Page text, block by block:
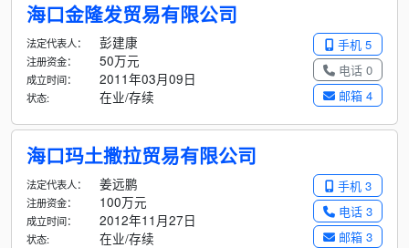
海口金隆发贸易有限公司
手机 5
电话 0
邮箱 4
法定代表人： 彭建康
注册资金： 50万元
成立时间： 2011年03月09日
状态: 在业/存续
海口玛土撒拉贸易有限公司
手机 3
电话 3
邮箱 3
法定代表人： 姜远鹏
注册资金： 100万元
成立时间： 2012年11月27日
状态: 在业/存续